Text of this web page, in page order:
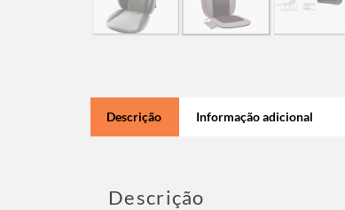
Descrição Informação adicional
Descrição